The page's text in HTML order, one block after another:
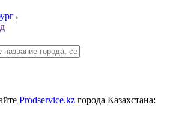
Prodservice.kz города Казахстана: